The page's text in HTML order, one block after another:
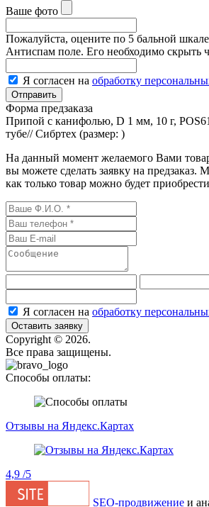
Ваше фото
Пожалуйста, оцените по 5 бальной шкале
Антиспам поле. Его необходимо скрыть
Я согласен на обработку
Форма предзаказа
Припой с канифолью, D 1 мм, 10 г,
тубе// Сибртех (размер: )
На данный момент желаемого Вами
вы можете сделать заявку на
как только товар можно будет
Я согласен на обработку
Оставить заявку
Сopyright © 2026.
Все права защищены.
Способы оплаты:
Отзывы на Яндекс.Картах
4,9 /5
SEO-продвижение и